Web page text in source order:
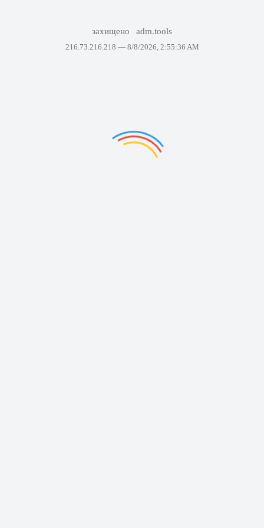
захищено adm.tools
216.73.216.218 — 8/8/2026, 2:55:36 AM